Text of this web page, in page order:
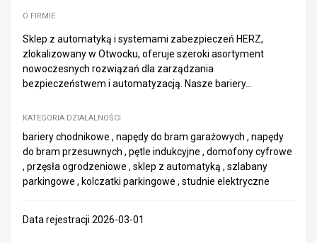
O FIRMIE
Sklep z automatyką i systemami zabezpieczeń HERZ,
zlokalizowany w Otwocku, oferuje szeroki asortyment
nowoczesnych rozwiązań dla zarządzania
bezpieczeństwem i automatyzacją. Nasze bariery...
KATEGORIA DZIAŁALNOŚCI
bariery chodnikowe , napędy do bram garażowych , napędy
do bram przesuwnych , pętle indukcyjne , domofony cyfrowe
, przęsła ogrodzeniowe , sklep z automatyką , szlabany
parkingowe , kolczatki parkingowe , studnie elektryczne
Data rejestracji 2026-03-01